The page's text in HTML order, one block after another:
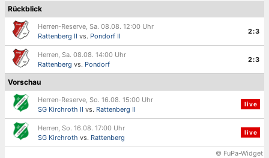
Rückblick
Herren-Reserve, Sa. 08.08. 12:00 Uhr
Rattenberg II vs. Pondorf II
2:3
Herren, Sa. 08.08. 14:00 Uhr
Rattenberg vs. Pondorf
2:3
Vorschau
Herren-Reserve, So. 16.08. 15:00 Uhr
SG Kirchroth II vs. Rattenberg II
live
Herren, So. 16.08. 17:00 Uhr
SG Kirchroth vs. Rattenberg
live
© FuPa-Widget